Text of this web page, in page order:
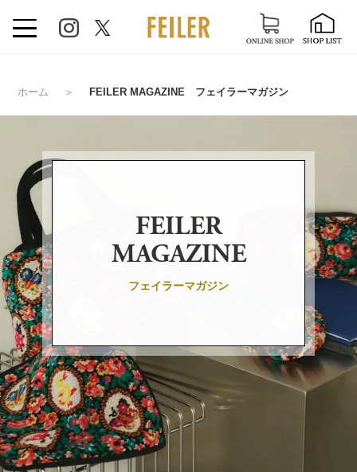
ホーム ＞ FEILER MAGAZINE フェイラーマガジン
FEILER
MAGAZINE
フェイラーマガジン